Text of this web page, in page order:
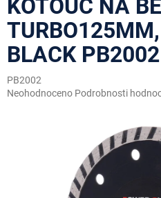
KOTOUČ NA
BLACK PB2002
PB2002
Průměrné
Neohodnoceno Podrobnosti